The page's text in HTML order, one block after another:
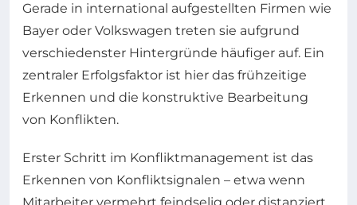
Gerade in international aufgestellten Firmen wie
Bayer oder Volkswagen treten sie aufgrund
verschiedenster Hintergründe häufiger auf. Ein
zentraler Erfolgsfaktor ist hier das frühzeitige
Erkennen und die konstruktive Bearbeitung
von Konflikten.
Erster Schritt im Konfliktmanagement ist das
Erkennen von Konfliktsignalen – etwa wenn